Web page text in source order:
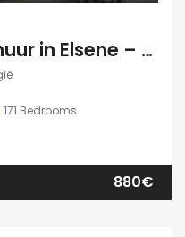
Studentenkoten te huur in Elsene – Residentie StudiX
171 Bedrooms
880€